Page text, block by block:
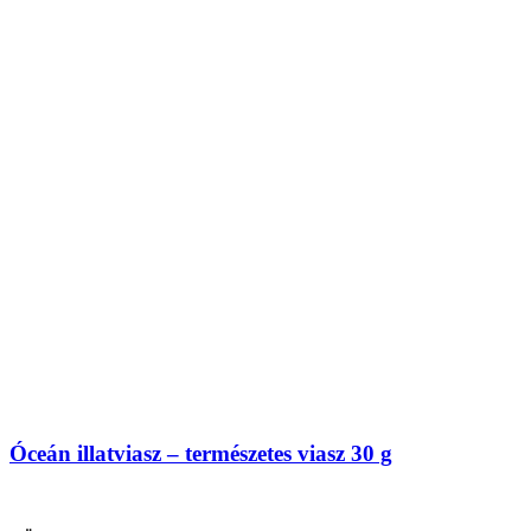
Óceán illatviasz – természetes viasz 30 g